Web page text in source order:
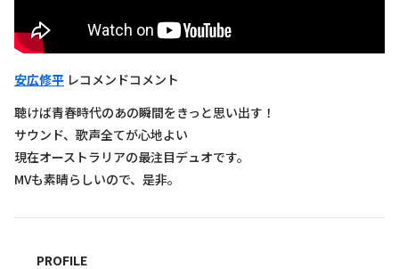
安広修平 レコメンドコメント
聴けば青春時代のあの瞬間をきっと思い出す！
サウンド、歌声全てが心地よい
現在オーストラリアの最注目デュオです。
MVも素晴らしいので、是非。
PROFILE